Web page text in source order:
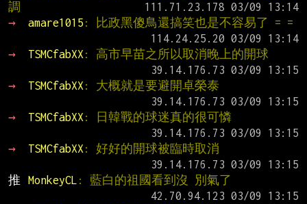
調
→
amare1015 : 比政黑傻鳥還搞笑也是不容易了 = =
→
TSMCfabXX : 高市早苗之所以取消晚上的開球
→
TSMCfabXX : 大概就是要避開卓榮泰
→
TSMCfabXX : 日韓戰的球迷真的很可憐
→
TSMCfabXX : 好好的開球被臨時取消
推
MonkeyCL : 藍白的祖國看到沒 別氣了